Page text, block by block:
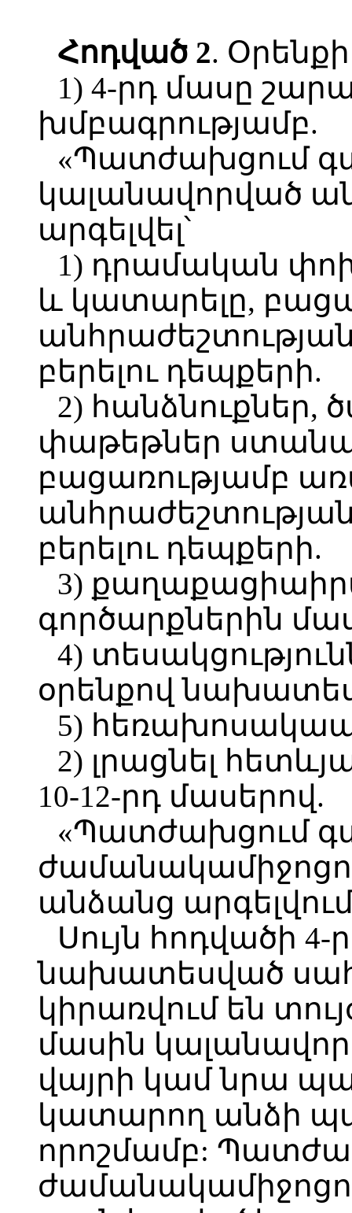
Հոդված 2.
1) 4-րդ մասը
խմբագրությամբ.
«Պատժախցում
կալանավորված
արգելվել՝
1) դրամական
և կատարելը,
բերելու դեպքերի.
2) հանձնուքներ,
փաթեթներ
բացառությամբ
բերելու դեպքերի.
3)
գործարքներին
4)
օրենքով
5)
2) լրացնել
10-12-րդ մասերով.
«Պատժախցում
անձանց
Սույն հոդվածի 4-
նախատեսված
կիրառվում են
մասին
վայրի կամ նրա
կատարող անձի
որոշմամբ: